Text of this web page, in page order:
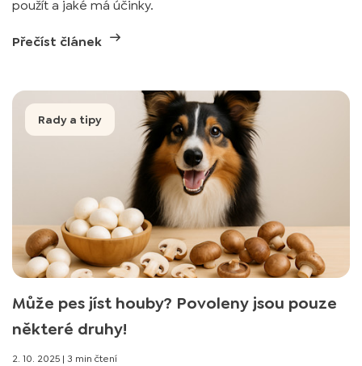
použít a jaké má účinky.
Přečíst článek
Rady a tipy
Může pes jíst houby? Povoleny jsou pouze
některé druhy!
2. 10. 2025 | 3 min čtení